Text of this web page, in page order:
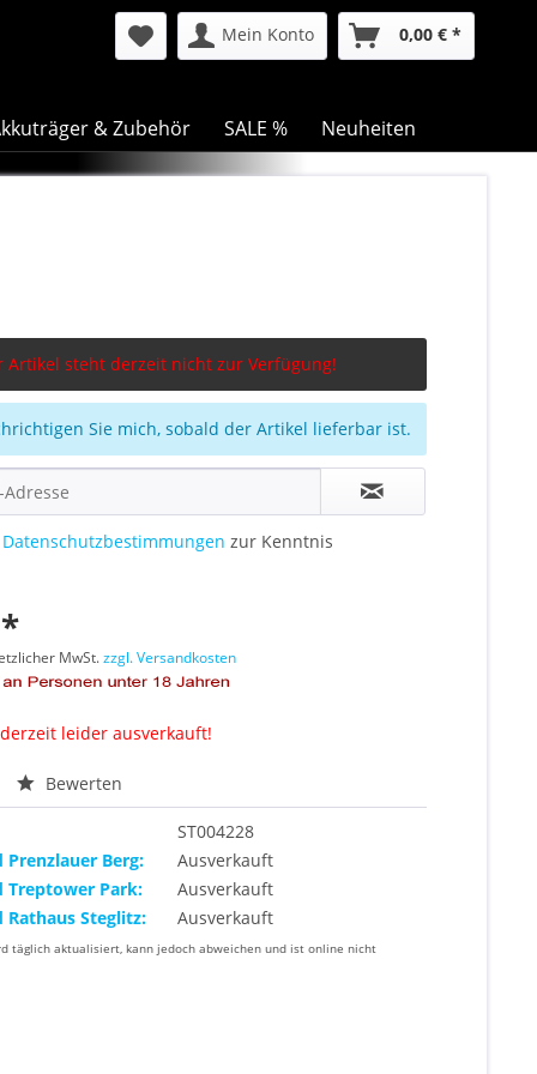
Mein Konto 0,00 € *
& Zubehör SALE % Neuheiten
Artikel steht derzeit nicht zur Verfügung!
Sie mich, sobald der Artikel lieferbar ist.
Datenschutzbestimmungen zur Kenntnis
MwSt.zzgl. Versandkosten
leider ausverkauft!
Bewerten
ST004228
Prenzlauer Berg:
Ausverkauft
Treptower Park:
Ausverkauft
Rathaus Steglitz:
Ausverkauft
täglich aktualisiert, kann jedoch abweichen und ist online nicht